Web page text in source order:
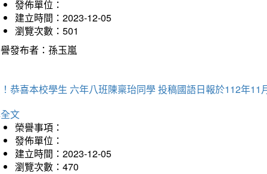
發佈單位：
建立時間：2023-12-05
瀏覽次數：501
發布者：孫玉嵐
恭喜本校學生 六年八班陳稟珆同學 投稿國語日報於112年11
文
榮譽事項：
發佈單位：
建立時間：2023-12-05
瀏覽次數：470